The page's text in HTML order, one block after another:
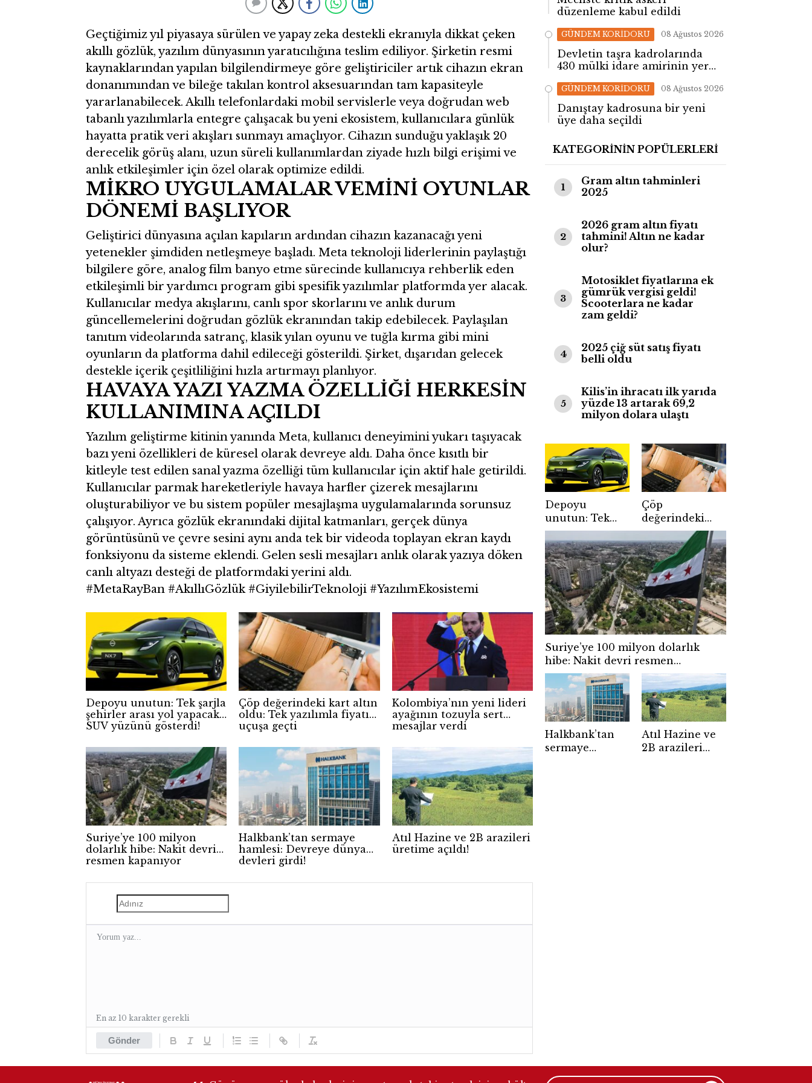
Geçtiğimiz yıl piyasaya sürülen ve yapay zeka destekli ekranıyla dikkat çeken
akıllı gözlük, yazılım dünyasının yaratıcılığına teslim ediliyor. Şirketin resmi
kaynaklarından yapılan bilgilendirmeye göre geliştiriciler artık cihazın ekran
donanımından ve bileğe takılan kontrol aksesuarından tam kapasiteyle
yararlanabilecek. Akıllı telefonlardaki mobil servislerle veya doğrudan web
tabanlı yazılımlarla entegre çalışacak bu yeni ekosistem, kullanıcılara günlük
hayatta pratik veri akışları sunmayı amaçlıyor. Cihazın sunduğu yaklaşık 20
derecelik görüş alanı, uzun süreli kullanımlardan ziyade hızlı bilgi erişimi ve
anlık etkileşimler için özel olarak optimize edildi.
MİKRO UYGULAMALAR VEMİNİ OYUNLAR
DÖNEMİ BAŞLIYOR
Geliştirici dünyasına açılan kapıların ardından cihazın kazanacağı yeni
yetenekler şimdiden netleşmeye başladı. Meta teknoloji liderlerinin paylaştığı
bilgilere göre, analog film banyo etme sürecinde kullanıcıya rehberlik eden
etkileşimli bir yardımcı program gibi spesifik yazılımlar platformda yer alacak.
Kullanıcılar medya akışlarını, canlı spor skorlarını ve anlık durum
güncellemelerini doğrudan gözlük ekranından takip edebilecek. Paylaşılan
tanıtım videolarında satranç, klasik yılan oyunu ve tuğla kırma gibi mini
oyunların da platforma dahil edileceği gösterildi. Şirket, dışarıdan gelecek
destekle içerik çeşitliliğini hızla artırmayı planlıyor.
HAVAYA YAZI YAZMA ÖZELLİĞİ HERKESİN
KULLANIMINA AÇILDI
Yazılım geliştirme kitinin yanında Meta, kullanıcı deneyimini yukarı taşıyacak
bazı yeni özellikleri de küresel olarak devreye aldı. Daha önce kısıtlı bir
kitleyle test edilen sanal yazma özelliği tüm kullanıcılar için aktif hale getirildi.
Kullanıcılar parmak hareketleriyle havaya harfler çizerek mesajlarını
oluşturabiliyor ve bu sistem popüler mesajlaşma uygulamalarında sorunsuz
çalışıyor. Ayrıca gözlük ekranındaki dijital katmanları, gerçek dünya
görüntüsünü ve çevre sesini aynı anda tek bir videoda toplayan ekran kaydı
fonksiyonu da sisteme eklendi. Gelen sesli mesajları anlık olarak yazıya döken
canlı altyazı desteği de platformdaki yerini aldı.
#MetaRayBan #AkıllıGözlük #GiyilebilirTeknoloji #YazılımEkosistemi
Depoyu unutun: Tek şarjla
şehirler arası yol yapacak
SUV yüzünü gösterdi!
Çöp değerindeki kart altın
oldu: Tek yazılımla fiyatı
uçuşa geçti
Kolombiya’nın yeni lideri
ayağının tozuyla sert
mesajlar verdi
Suriye’ye 100 milyon
dolarlık hibe: Nakit devri
resmen kapanıyor
Halkbank’tan sermaye
hamlesi: Devreye dünya
devleri girdi!
Atıl Hazine ve 2B arazileri
üretime açıldı!
Gönder
En az 10 karakter gerekli
düzenleme kabul edildi
GÜNDEM KORİDORU 08 Ağustos 2026
Devletin taşra kadrolarında
430 mülki idare amirinin yeri
GÜNDEM KORİDORU 08 Ağustos 2026
Danıştay kadrosuna bir yeni
üye daha seçildi
KATEGORİNİN POPÜLERLERİ
1
Gram altın tahminleri
2025
2
2026 gram altın fiyatı
tahmini! Altın ne kadar
olur?
3
Motosiklet fiyatlarına ek
gümrük vergisi geldi!
Scooterlara ne kadar
zam geldi?
4
2025 çiğ süt satış fiyatı
belli oldu
5
Kilis’in ihracatı ilk yarıda
yüzde 13 artarak 69,2
milyon dolara ulaştı
Depoyu
unutun: Tek
şarjla şehirler
arası yol
yapacak SUV
yüzünü
gösterdi!
Çöp
değerindeki
kart altın oldu:
Tek yazılımla
fiyatı uçuşa
geçti
Suriye’ye 100 milyon dolarlık
hibe: Nakit devri resmen
kapanıyor
Halkbank’tan
sermaye
Atıl Hazine ve
2B arazileri